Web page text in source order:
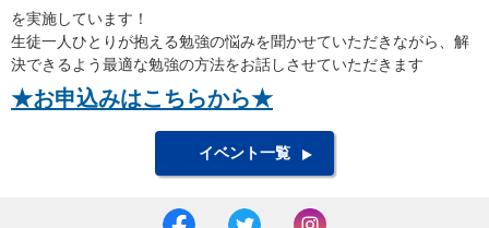
を実施しています！
生徒一人ひとりが抱える勉強の悩みを聞かせていただきながら、解
決できるよう最適な勉強の方法をお話しさせていただきます
★お申込みはこちらから★
イベント一覧